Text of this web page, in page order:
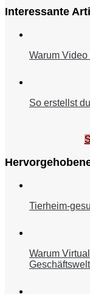
Interessante
Warum
So erstellst
Tierheim-
Warum